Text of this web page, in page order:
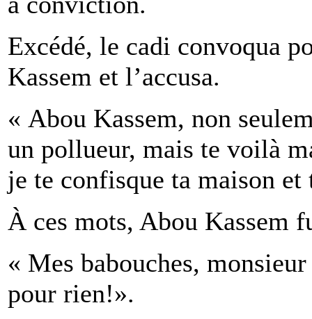
Excédé, le cadi convoqua
Kassem et l’accusa.
« Abou Kassem, non
un pollueur, mais te voilà
je te confisque ta maison et
À ces mots, Abou Kassem
« Mes babouches,
pour rien!».